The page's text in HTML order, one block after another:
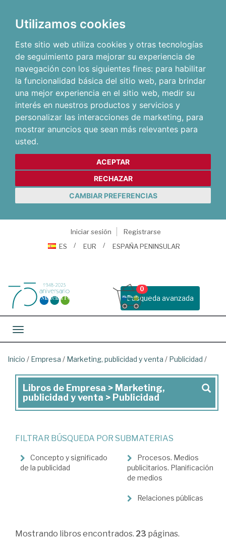
Utilizamos cookies
Este sitio web utiliza cookies y otras tecnologías
de seguimiento para mejorar su experiencia de
navegación con los siguientes fines: para habilitar
la funcionalidad básica del sitio web, para brindar
una mejor experiencia en el sitio web, medir su
interés en nuestros productos y servicios y
personalizar las interacciones de marketing, para
mostrar anuncios que sean más relevantes para
usted.
ACEPTAR
RECHAZAR
CAMBIAR PREFERENCIAS
Iniciar sesión
Registrarse
ES
EUR ESPAÑA PENINSULAR
Busqueda avanzada
0
Toggle navigation
Inicio / Empresa / Marketing, publicidad y venta / Publicidad /
Libros
de
>
Marketing,
publicidad
Publicidad
Libros de Empresa > Marketing,
publicidad y venta > Publicidad
FILTRAR BÚSQUEDA POR SUBMATERIAS
Concepto y significado
de la publicidad
Procesos. Medios
publicitarios. Planificación
de medios
Relaciones públicas
Mostrando libros encontrados. 23 páginas.